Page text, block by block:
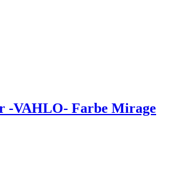
-VAHLO- Farbe Mirage